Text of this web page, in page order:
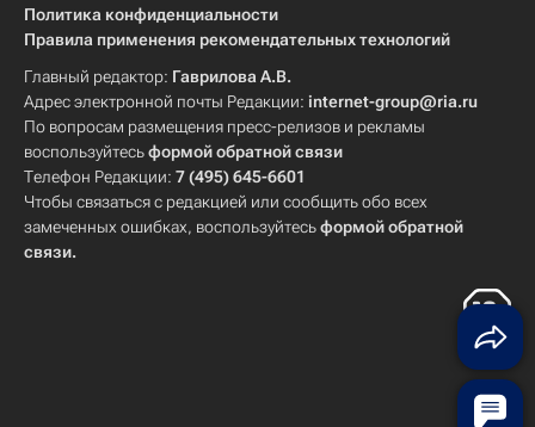
Политика конфиденциальности
Правила применения рекомендательных технологий
Главный редактор: Гаврилова А.В.
Адрес электронной почты Редакции: internet-group@ria.ru
По вопросам размещения пресс-релизов и рекламы
воспользуйтесьформой обратной связи
Телефон Редакции: 7 (495) 645-6601
Чтобы связаться с редакцией или сообщить обо всех
замеченных ошибках, воспользуйтесьформой обратной
связи.